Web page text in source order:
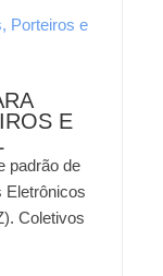
E
padrão de
Eletrônicos
Coletivos